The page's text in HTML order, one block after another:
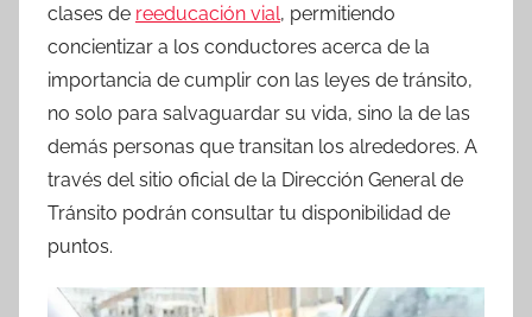
clases de reeducación vial, permitiendo
concientizar a los conductores acerca de la
importancia de cumplir con las leyes de tránsito,
no solo para salvaguardar su vida, sino la de las
demás personas que transitan los alrededores. A
través del sitio oficial de la Dirección General de
Tránsito podrán consultar tu disponibilidad de
puntos.